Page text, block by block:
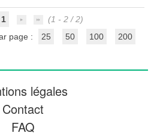
1
(1 - 2 / 2)
page :
25 50 100 200
légales
Contact
FAQ